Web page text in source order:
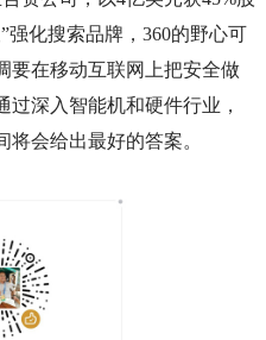
强化搜索品牌，360的野心可
要在移动互联网上把安全做
深入智能机和硬件行业，
会给出最好的答案。